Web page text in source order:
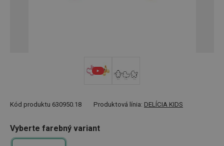
Kód produktu 630950.18 Produktová línia: DELÍCIA KIDS
Vyberte farebný variant